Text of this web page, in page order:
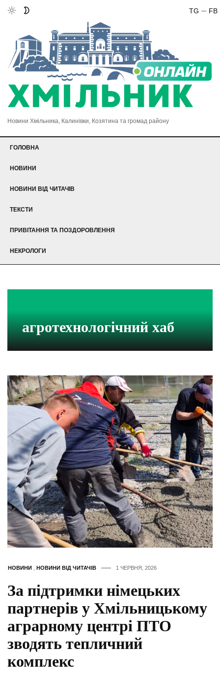
FB
TG
Новини Хмільника, Калинівки, Козятина та громад району
ГОЛОВНА
НОВИНИ
НОВИНИ ВІД ЧИТАЧІВ
ТЕКСТИ
ПРИВІТАННЯ ТА ПОЗДОРОВЛЕННЯ
НЕКРОЛОГИ
агротехнологічний хаб
НОВИНИ НОВИНИ ВІД ЧИТАЧІВ 1 ЧЕРВНЯ, 2026
За підтримки німецьких
партнерів у Хмільницькому
аграрному центрі ПТО
зводять тепличний
комплекс